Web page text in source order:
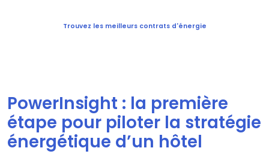
Trouvez les meilleurs contrats d'énergie
PowerInsight : la première
étape pour piloter la stratégie
énergétique d’un hôtel